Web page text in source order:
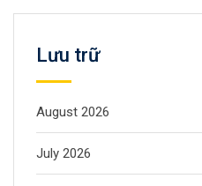
Lưu trữ
August 2026
July 2026